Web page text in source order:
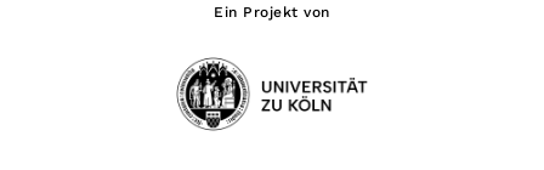
Ein Projekt von